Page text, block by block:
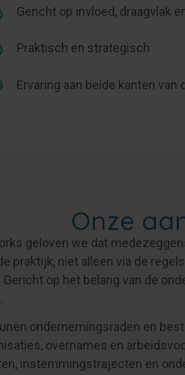
Gericht op invloed, draagvlak
Praktisch en strategisch
Ervaring aan beide kanten van
Onze
geloven we dat
praktijk, niet alleen via de
op het belang van de
ondernemingsraden en
overnames en
instemmingstrajecten en